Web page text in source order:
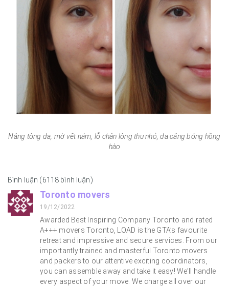
Nâng tông da, mờ vết nám, lỗ chân lông thu nhỏ, da căng bóng hồng
hào
Bình luận (6118 bình luận)
Toronto movers
19/12/2022
Awarded Best Inspiring Company Toronto and rated
A+++ movers Toronto, LOAD is the GTA’s favourite
retreat and impressive and secure services. From our
importantly trained and masterful Toronto movers
and packers to our attentive exciting coordinators,
you can assemble away and take it easy! We’ll handle
every aspect of your move. We charge all over our